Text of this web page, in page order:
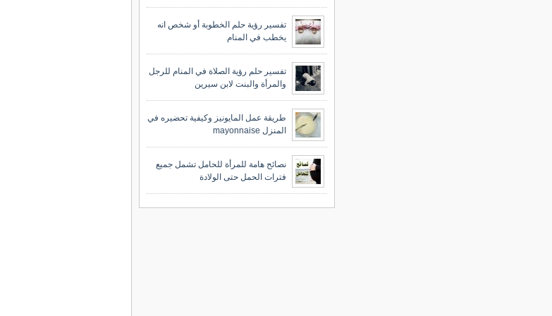
تفسير رؤية حلم الخطوبة أو شخص انه
يخطب في المنام
تفسير حلم رؤية الصلاة في المنام للرجل
والمرأة والبنت لابن سيرين
طريقة عمل المايونيز وكيفية تحضيره في
المنزل mayonnaise
نصائح هامة للمرأة للحامل تشمل جميع
فترات الحمل حتى الولادة